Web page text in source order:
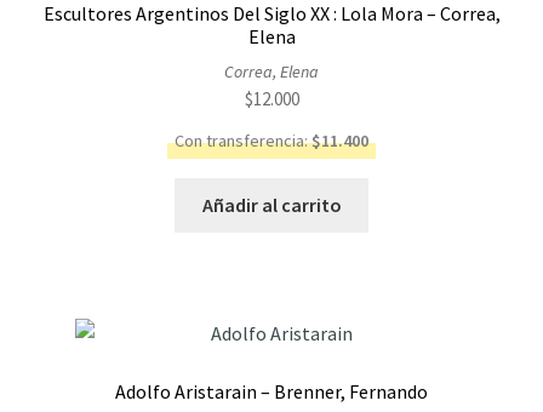
Escultores Argentinos Del Siglo XX : Lola Mora – Correa,
Elena
Correa, Elena
$12.000
Con transferencia:$11.400
Añadir al carrito
Adolfo Aristarain – Brenner, Fernando